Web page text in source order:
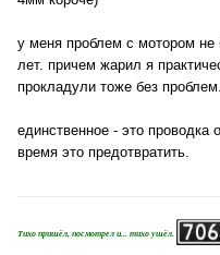
у меня проблем с мотором
лет. причем жарил я
прокладули тоже без проблем.
единственное - это проводка
время это предотвратить.
Тихо пришёл, посмотрел и... тихо ушёл.